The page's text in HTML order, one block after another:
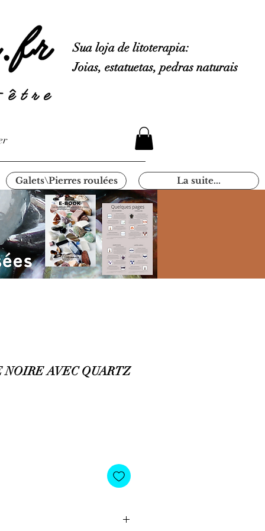
Sua loja de litoterapia:
Joias, estatuetas, pedras naturais
Galets\Pierres roulées La suite...
AVEC QUARTZ